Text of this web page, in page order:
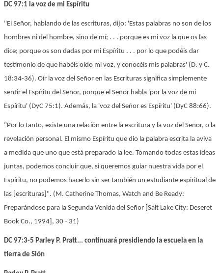
DC 97:1 la voz de mi Espíritu
"El Señor, hablando de las escrituras, dijo: 'Estas palabras no son de los
hombres ni del hombre, sino de mí; . . . porque es mi voz la que os las
dice; porque os son dadas por mi Espíritu . . . por lo que podéis dar
testimonio de que habéis oído mi voz, y conocéis mis palabras' (D. y C.
18:34-36). Oír la voz del Señor en las Escrituras significa simplemente
sentir el Espíritu del Señor, porque el Señor habla 'por la voz de mi
Espíritu' (DyC 75:1). Además, la 'voz del Señor es Espíritu' (DyC 88:66).
"Por lo tanto, existe una relación entre la escritura y la voz del Señor, o la
revelación personal. El mismo Espíritu que dio la palabra escrita la aviva
a medida que uno que está preparado la lee. Tomando todas estas ideas
juntas, podemos concluir que, si queremos guiar nuestra vida por el
Espíritu, no podemos hacerlo sin ser también un estudiante espiritual de
las [escrituras]". (M. Catherine Thomas, Watch and Be Ready:
Preparándose para la Segunda Venida del Señor [Salt Lake City: Deseret
Book Co., 1994], 30 - 31)
DC 97:3-5 Parley P. Pratt... continuará presidiendo la escuela en la
tierra de Sión